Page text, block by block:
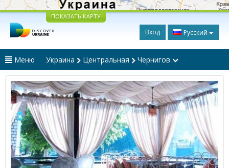
ПОКАЗАТЬ КАРТУ
Вход Русский
Меню Украина Центральная Чернигов